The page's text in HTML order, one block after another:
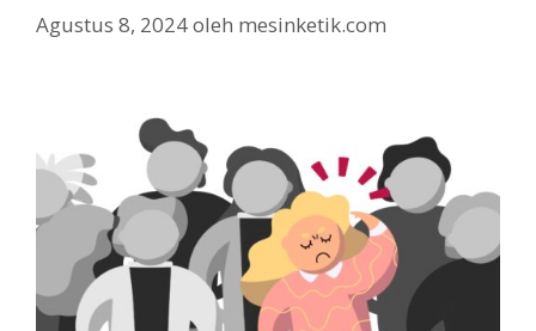
Agustus 8, 2024oleh mesinketik.com